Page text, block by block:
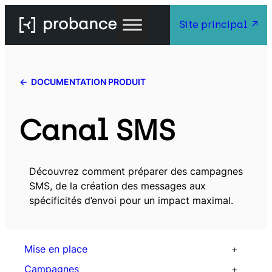
Site principal
DOCUMENTATION PRODUIT
Canal SMS
Découvrez comment préparer des campagnes
SMS, de la création des messages aux
spécificités d’envoi pour un impact maximal.
Mise en place
Traitement des données
Campagnes